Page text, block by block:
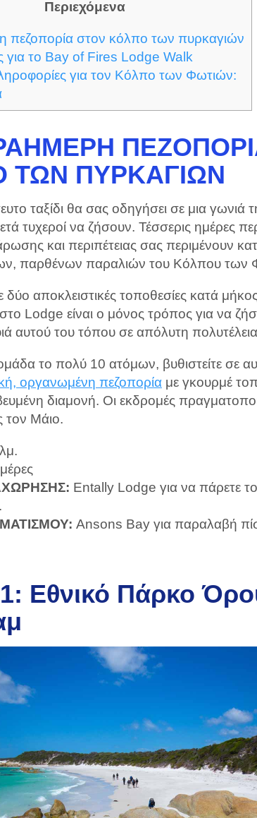
Περιεχόμενα
πεζοπορία στον κόλπο των πυρκαγιών
για το Bay of Fires Lodge Walk
για τον Κόλπο των Φωτιών:
ΤΩΝ ΠΥΡΚΑΓΙΏΝ
ταξίδι θα σας οδηγήσει σε μια γωνιά
τυχεροί να ζήσουν. Τέσσερις ημέρες
και περιπέτειας σας περιμένουν
παρθένων παραλιών του Κόλπου των
αποκλειστικές τοποθεσίες κατά
Lodge είναι ο μόνος τρόπος για να
αυτού του τόπου σε απόλυτη
το πολύ 10 ατόμων, βυθιστείτε σε
οργανωμένη πεζοπορία με γκουρμέ
διαμονή. Οι εκδρομές
τον Μάιο.
Entally Lodge για να πάρετε
Ansons Bay για παραλαβή
Εθνικό Πάρκο